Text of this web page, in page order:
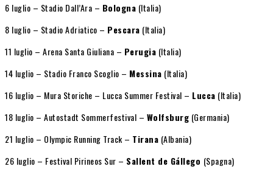
6 luglio – Stadio Dall’Ara – Bologna (Italia)
8 luglio – Stadio Adriatico – Pescara (Italia)
11 luglio – Arena Santa Giuliana – Perugia (Italia)
14 luglio – Stadio Franco Scoglio – Messina (Italia)
16 luglio – Mura Storiche – Lucca Summer Festival – Lucca (Italia)
18 luglio – Autostadt Sommerfestival – Wolfsburg (Germania)
21 luglio – Olympic Running Track – Tirana (Albania)
26 luglio – Festival Pirineos Sur – Sallent de Gállego (Spagna)